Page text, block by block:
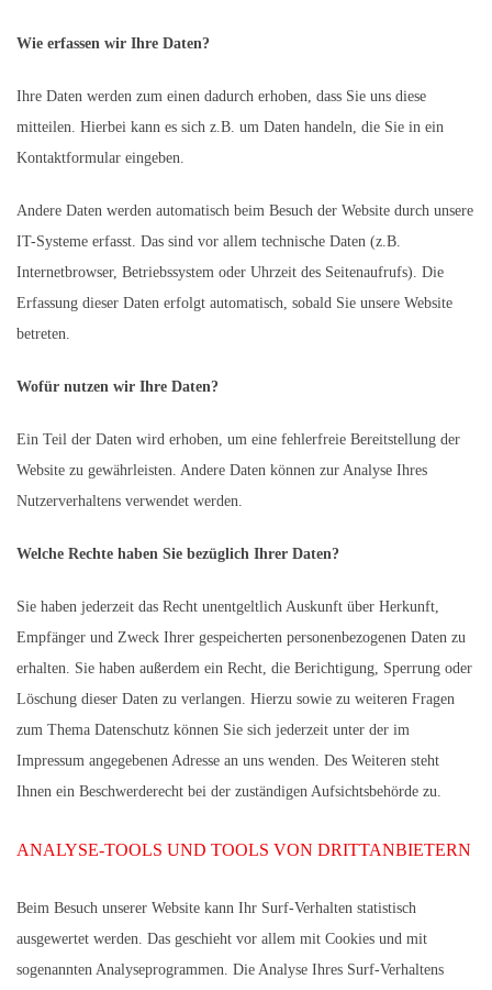
Wie erfassen wir Ihre Daten?
Ihre Daten werden zum einen dadurch erhoben, dass Sie uns diese
mitteilen. Hierbei kann es sich z.B. um Daten handeln, die Sie in ein
Kontaktformular eingeben.
Andere Daten werden automatisch beim Besuch der Website durch unsere
IT-Systeme erfasst. Das sind vor allem technische Daten (z.B.
Internetbrowser, Betriebssystem oder Uhrzeit des Seitenaufrufs). Die
Erfassung dieser Daten erfolgt automatisch, sobald Sie unsere Website
betreten.
Wofür nutzen wir Ihre Daten?
Ein Teil der Daten wird erhoben, um eine fehlerfreie Bereitstellung der
Website zu gewährleisten. Andere Daten können zur Analyse Ihres
Nutzerverhaltens verwendet werden.
Welche Rechte haben Sie bezüglich Ihrer Daten?
Sie haben jederzeit das Recht unentgeltlich Auskunft über Herkunft,
Empfänger und Zweck Ihrer gespeicherten personenbezogenen Daten zu
erhalten. Sie haben außerdem ein Recht, die Berichtigung, Sperrung oder
Löschung dieser Daten zu verlangen. Hierzu sowie zu weiteren Fragen
zum Thema Datenschutz können Sie sich jederzeit unter der im
Impressum angegebenen Adresse an uns wenden. Des Weiteren steht
Ihnen ein Beschwerderecht bei der zuständigen Aufsichtsbehörde zu.
ANALYSE-TOOLS UND TOOLS VON DRITTANBIETERN
Beim Besuch unserer Website kann Ihr Surf-Verhalten statistisch
ausgewertet werden. Das geschieht vor allem mit Cookies und mit
sogenannten Analyseprogrammen. Die Analyse Ihres Surf-Verhaltens